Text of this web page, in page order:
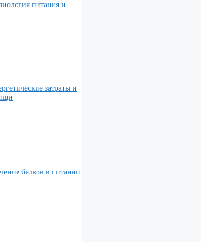
питания и
затраты и
белков в питании